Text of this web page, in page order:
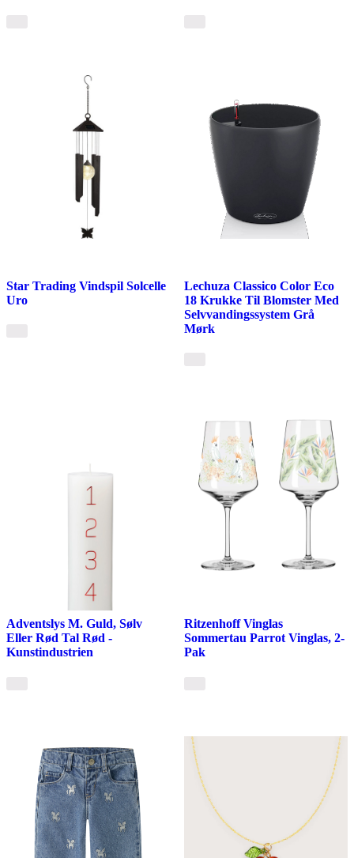
Star Trading Vindspil Solcelle
Uro
Lechuza Classico Color Eco
18 Krukke Til Blomster Med
Selvvandingssystem Grå
Mørk
Adventslys M. Guld, Sølv
Eller Rød Tal Rød -
Kunstindustrien
Ritzenhoff Vinglas
Sommertau Parrot Vinglas, 2-
Pak